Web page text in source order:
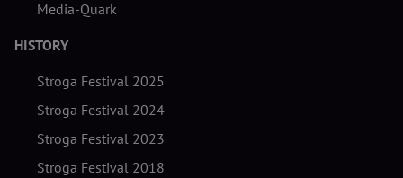
Media-Quark
HISTORY
Stroga Festival 2025
Stroga Festival 2024
Stroga Festival 2023
Stroga Festival 2018